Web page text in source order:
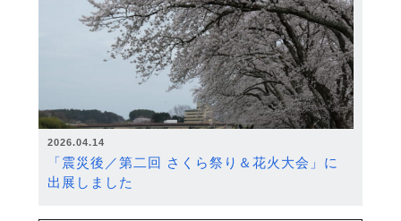
2026.04.14
「震災後／第二回 さくら祭り＆花火大会」に
出展しました